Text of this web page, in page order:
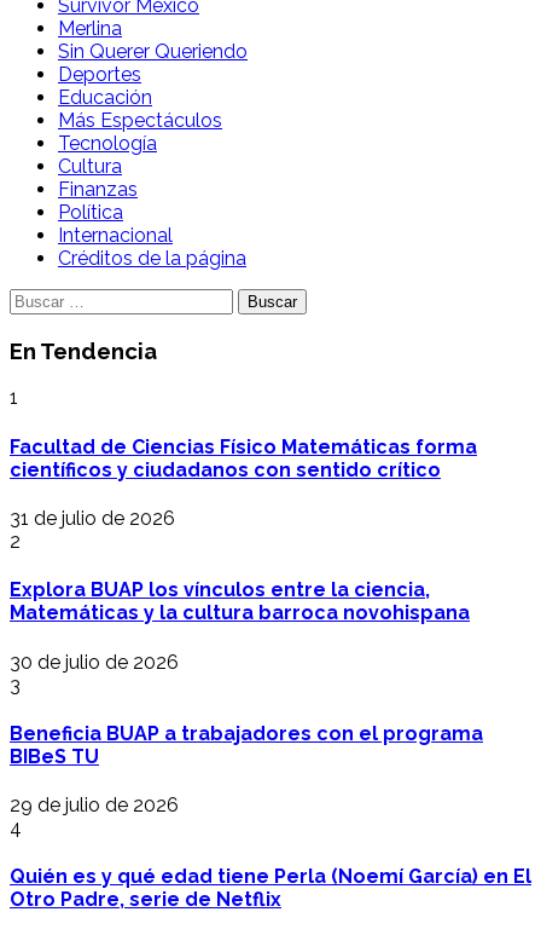
Survivor México
Merlina
Sin Querer Queriendo
Deportes
Educación
Más Espectáculos
Tecnología
Cultura
Finanzas
Política
Internacional
Créditos de la página
Buscar:
En Tendencia
1
Facultad de Ciencias Físico Matemáticas forma
científicos y ciudadanos con sentido crítico
31 de julio de 2026
2
Explora BUAP los vínculos entre la ciencia,
Matemáticas y la cultura barroca novohispana
30 de julio de 2026
3
Beneficia BUAP a trabajadores con el programa
BIBeS TU
29 de julio de 2026
4
Quién es y qué edad tiene Perla (Noemí García) en El
Otro Padre, serie de Netflix